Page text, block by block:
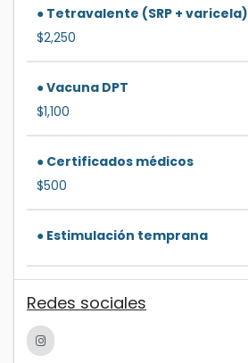
● Tetravalente (SRP + varicela)
$2,250
● Vacuna DPT
$1,100
● Certificados médicos
$500
● Estimulación temprana
Redes sociales